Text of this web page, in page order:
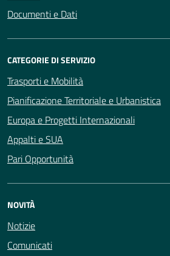
Documenti e Dati
CATEGORIE DI SERVIZIO
Trasporti e Mobilità
Pianificazione Territoriale e Urbanistica
Europa e Progetti Internazionali
Appalti e SUA
Pari Opportunità
NOVITÀ
Notizie
Comunicati